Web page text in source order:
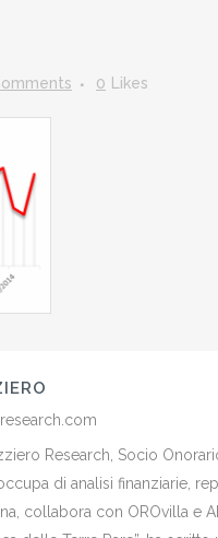
0 Likes
Research, Socio
di analisi finanziarie,
collabora con OROvilla e